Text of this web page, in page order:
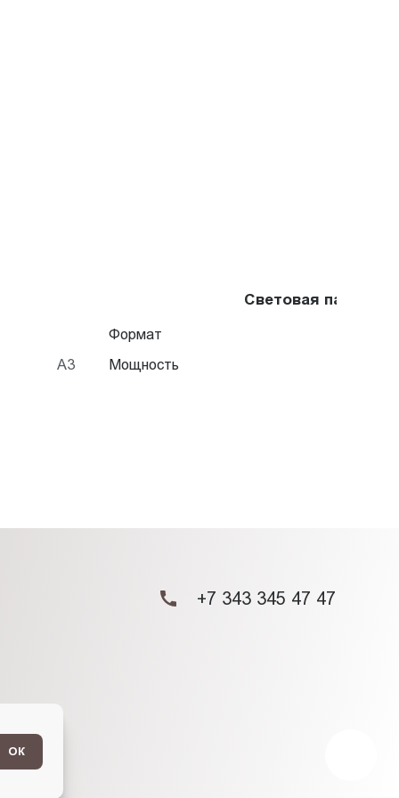
A3
Световая панель
Формат
Мощность
+7 343 345 47 47
ОК